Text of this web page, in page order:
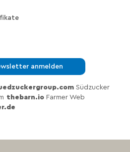
anmelden
Südzucker
thebarn.io Farmer Web